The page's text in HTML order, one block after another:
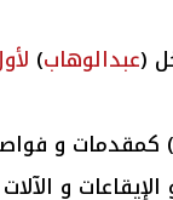
(عبدالوهاب)
كمقدمات و
و